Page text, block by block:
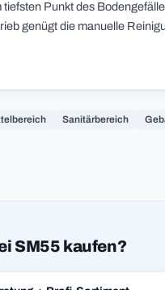
Punkt des
genügt die manuelle
Sanitärbereich
SM55 kaufen?